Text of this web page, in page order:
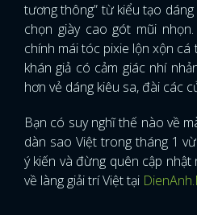
tương thông” từ kiểu tạo
chọn giày cao gót mũi
chính mái tóc pixie lộn xộn cá
khán giả có cảm giác nhí
hơn vẻ dáng kiêu sa, đài các
Bạn có suy nghĩ thế nào về
dàn sao Việt trong tháng 1
ý kiến và đừng quên cập
về làng giải trí Việt tại